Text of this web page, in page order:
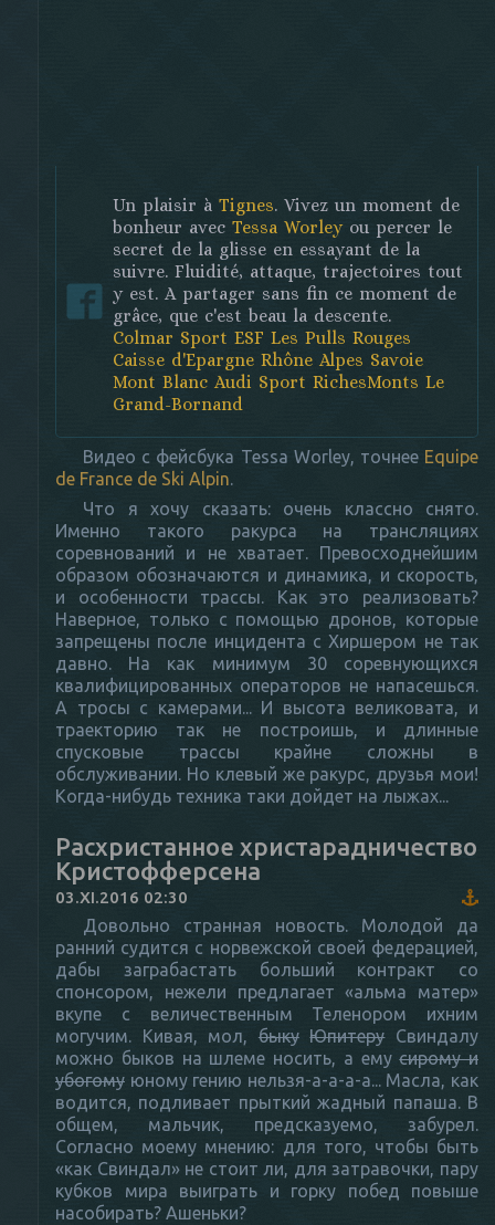
Un plaisir à Tignes. Vivez un moment de
bonheur avec Tessa Worleyou percer le
secret de la glisse en essayant de la
suivre. Fluidité, attaque, trajectoires tout
y est. A partager sans fin ce moment de
grâce, que c'est beau la descente.
Colmar Sport ESF Les Pulls Rouges
Caisse d'Epargne Rhône Alpes Savoie
Mont Blanc Audi Sport RichesMonts Le
Grand-Bornand
Видео с фейсбука Tessa Worley, точнее Equipe
de France de Ski Alpin.
Что я хочу сказать: очень классно снято.
Именно такого ракурса на трансляциях
соревнований и не хватает. Превосходнейшим
образом обозначаются и динамика, и скорость,
и особенности трассы. Как это реализовать?
Наверное, только с помощью дронов, которые
запрещены после инцидента с Хиршером не так
давно. На как минимум 30 соревнующихся
квалифицированных операторов не напасешься.
А тросы с камерами... И высота великовата, и
траекторию так не построишь, и длинные
спусковые трассы крайне сложны в
обслуживании. Но клевый же ракурс, друзья мои!
Когда-нибудь техника таки дойдет на лыжах...
Расхристанное христарадничество
Кристофферсена
03.XI.2016 02:30
Довольно странная новость. Молодой да
ранний судится с норвежской своей федерацией,
дабы заграбастать больший контракт со
спонсором, нежели предлагает «альма матер»
вкупе с величественным Теленором ихним
могучим. Кивая, мол, быку ЮпитеруСвиндалу
можно быков на шлеме носить, а емусирому и
убогому юному гению нельзя-а-а-а-а... Масла, как
водится, подливает прыткий жадный папаша. В
общем, мальчик, предсказуемо, забурел.
Согласно моему мнению: для того, чтобы быть
«как Свиндал» не стоит ли, для затравочки, пару
кубков мира выиграть и горку побед повыше
насобирать? Ашеньки?